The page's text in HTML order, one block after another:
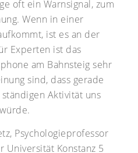
oft ein Warnsignal, zum
Wenn in einer
ist es an der
Experten ist das
am Bahnsteig sehr
sind, dass gerade
Aktivität uns
Psychologieprofessor
Universität Konstanz 5